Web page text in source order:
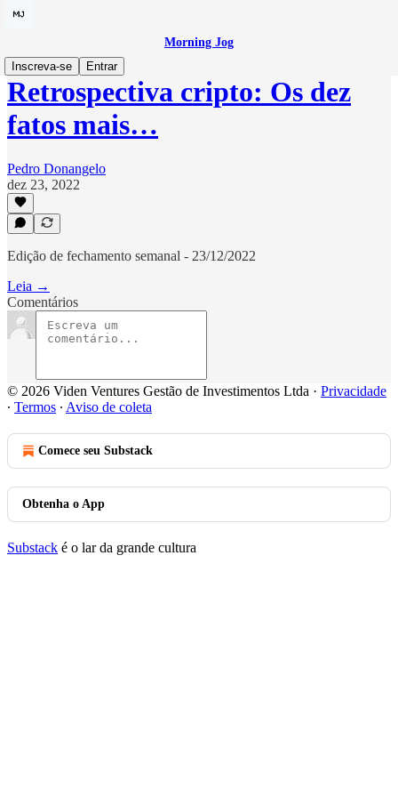
Morning Jog
Inscreva-se
Entrar
Retrospectiva cripto: Os dez
fatos mais…
Pedro Donangelo
dez 23, 2022
Edição de fechamento semanal - 23/12/2022
Leia →
Comentários
© 2026 Viden Ventures Gestão de Investimentos Ltda · Privacidade
∙ Termos ∙ Aviso de coleta
Comece seu Substack
Obtenha o App
Substack é o lar da grande cultura